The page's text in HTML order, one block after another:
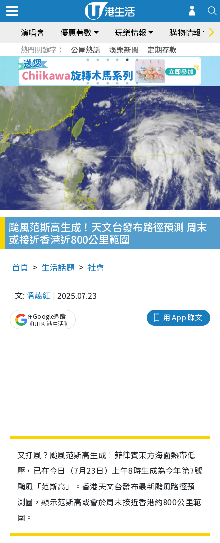
演唱會 優惠著數 玩樂情報 購物情報
熱門關鍵字： 公屋熱話 娛樂新聞 定期存款
颱風范斯高生成！天文台發布路徑預測 周末
或接近香港近800公里範圍
首頁 生活話題 社會
文: 溫藹紅 2025.07.23
用 App 睇文
在Google追蹤
《UHK 港生活》
又打風？颱風范斯高生成！菲律賓東方海面熱帶低
壓，已在今日（7月23日）上午8時生成為今年第7號
颱風「范斯高」。香港天文台發布最新颱風路徑預
測圖，顯示范斯高或會於周末接近香港約800公里範
圍。